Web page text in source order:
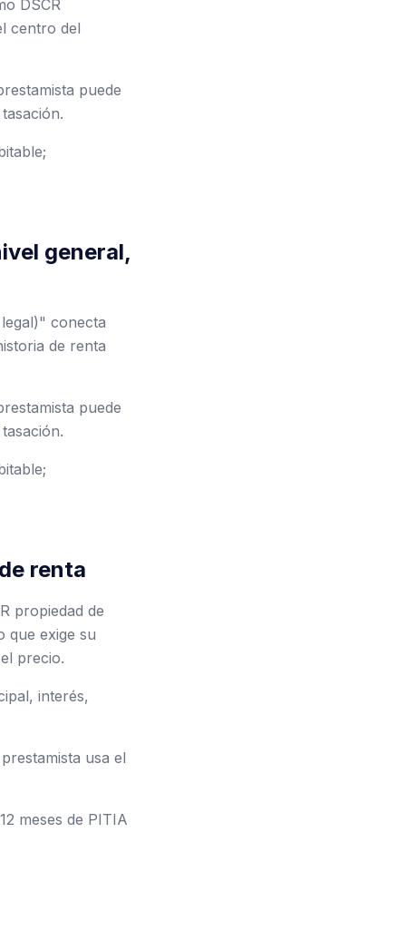
DSCR
centro del
puede
general,
conecta
de renta
puede
renta
propiedad de
que exige su
precio.
interés,
usa el
meses de PITIA